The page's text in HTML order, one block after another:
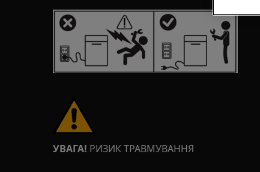
УВАГА! РИЗИК ТРАВМУВАННЯ